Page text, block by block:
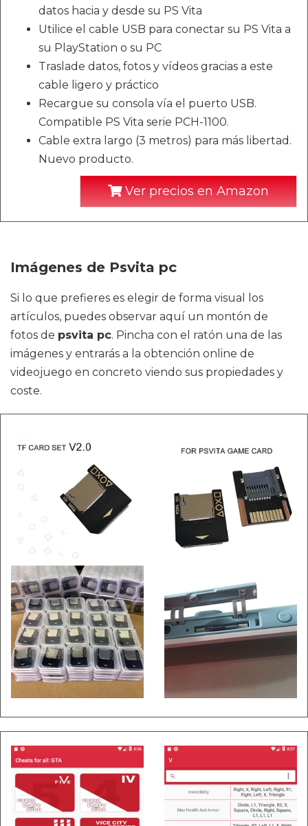
datos hacia y desde su PS Vita
Utilice el cable USB para conectar su PS Vita a
su PlayStation o su PC
Traslade datos, fotos y vídeos gracias a este
cable ligero y práctico
Recargue su consola vía el puerto USB.
Compatible PS Vita serie PCH-1100.
Cable extra largo (3 metros) para más libertad.
Nuevo producto.
Ver precios en Amazon
Imágenes de Psvita pc
Si lo que prefieres es elegir de forma visual los
artículos, puedes observar aquí un montón de
fotos de psvita pc. Pincha con el ratón una de las
imágenes y entrarás a la obtención online de
videojuego en concreto viendo sus propiedades y
coste.